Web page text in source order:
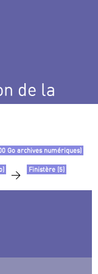
de la
Go archives numériques)
> Finistère (5)